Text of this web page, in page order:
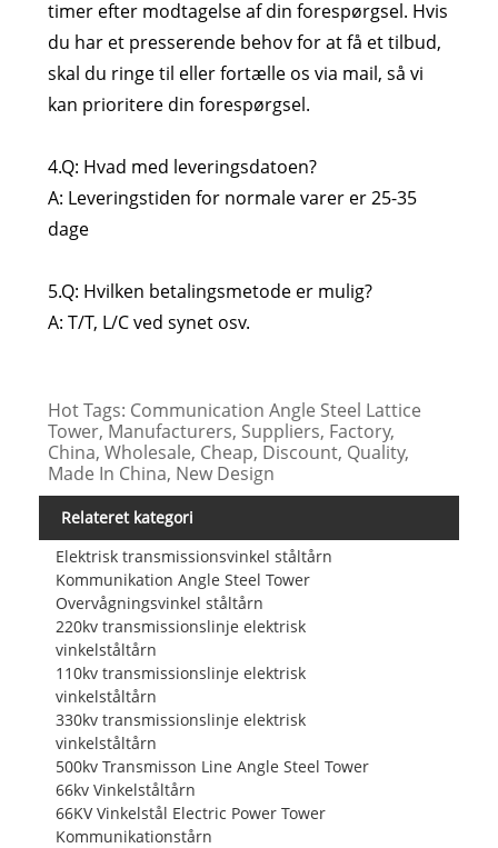
timer efter modtagelse af din forespørgsel. Hvis
du har et presserende behov for at få et tilbud,
skal du ringe til eller fortælle os via mail, så vi
kan prioritere din forespørgsel.
4.Q: Hvad med leveringsdatoen?
A: Leveringstiden for normale varer er 25-35
dage
5.Q: Hvilken betalingsmetode er mulig?
A: T/T, L/C ved synet osv.
Hot Tags: Communication Angle Steel Lattice
Tower, Manufacturers, Suppliers, Factory,
China, Wholesale, Cheap, Discount, Quality,
Made In China, New Design
Relateret kategori
Elektrisk transmissionsvinkel ståltårn
Kommunikation Angle Steel Tower
Overvågningsvinkel ståltårn
220kv transmissionslinje elektrisk
vinkelståltårn
110kv transmissionslinje elektrisk
vinkelståltårn
330kv transmissionslinje elektrisk
vinkelståltårn
500kv Transmisson Line Angle Steel Tower
66kv Vinkelståltårn
66KV Vinkelstål Electric Power Tower
Kommunikationstårn